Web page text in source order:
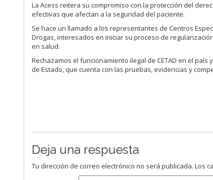
La Acess reitera su compromiso con la protección del
efectivas que afectan a la seguridad del paciente.
Se hace un llamado a los representantes de Centros
Drogas, interesados en iniciar su proceso de
en salud.
Rechazamos el funcionamiento ilegal de CETAD en el
de Estado, que cuenta con las pruebas, evidencias y
Deja una respuesta
Tu dirección de correo electrónico no será publicada. Los